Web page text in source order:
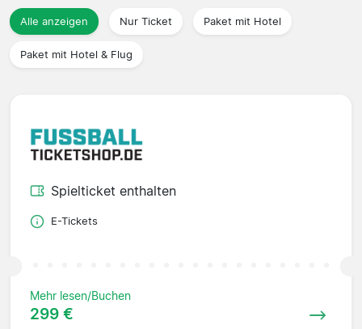
Reisebüros
Alle anzeigen Nur Ticket Paket mit Hotel
Paket mit Hotel & Flug
Spielticket enthalten
E-Tickets
Mehr lesen/Buchen
299 €